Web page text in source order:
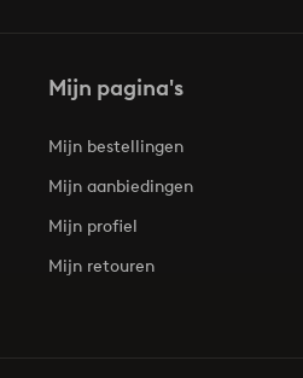
Mijn pagina's
Mijn bestellingen
Mijn aanbiedingen
Mijn profiel
Mijn retouren